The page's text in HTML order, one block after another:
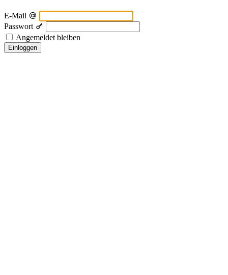
E-Mail
Passwort
Angemeldet bleiben
Einloggen